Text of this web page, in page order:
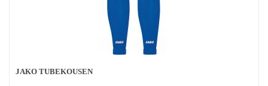
JAKO TUBEKOUSEN